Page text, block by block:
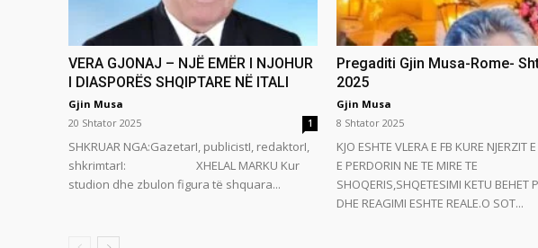
VERA GJONAJ – NJË EMËR I NJOHUR
I DIASPORËS SHQIPTARE NË ITALI
Gjin Musa
20 Shtator 2025
1
SHKRUAR NGA:GazetarI, publicistI, redaktorI,
shkrimtarI: XHELAL MARKU Kur
studion dhe zbulon figura të shquara...
Pregaditi Gjin Musa-Rome-
2025
Gjin Musa
8 Shtator 2025
KJO ESHTE VLERA E FB KURE NJERZIT
E PERDORIN NE TE MIRE TE
SHOQERIS,SHQETESIMI KETU BEHET
DHE REAGIMI ESHTE REALE.O SOT...